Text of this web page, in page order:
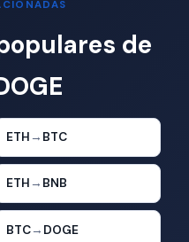
de
ETH → BTC
ETH → BNB
BTC→ DOGE